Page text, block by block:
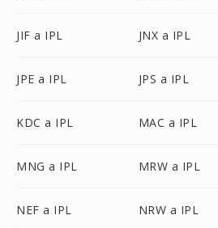
JIF a IPL JNX a IPL
JPE a IPL JPS a IPL
KDC a IPL MAC a IPL
MNG a IPL MRW a IPL
NEF a IPL NRW a IPL